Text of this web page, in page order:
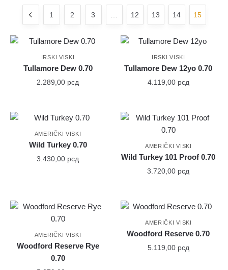
1 2 3 … 12 13 14 15
IRSKI VISKI
Tullamore Dew 0.70
2.289,00 рсд
IRSKI VISKI
Tullamore Dew 12yo 0.70
4.119,00 рсд
AMERIČKI VISKI
Wild Turkey 0.70
3.430,00 рсд
AMERIČKI VISKI
Wild Turkey 101 Proof 0.70
3.720,00 рсд
AMERIČKI VISKI
Woodford Reserve Rye
0.70
AMERIČKI VISKI
Woodford Reserve 0.70
5.119,00 рсд